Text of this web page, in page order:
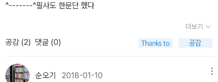
^-------^필사도 한문단 했다
더보기
공감 (2) 댓글 (0)
순오기 2018-01-10